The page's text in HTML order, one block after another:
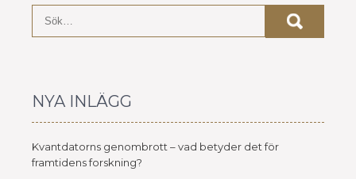
NYA INLÄGG
Kvantdatorns genombrott – vad betyder det för
framtidens forskning?